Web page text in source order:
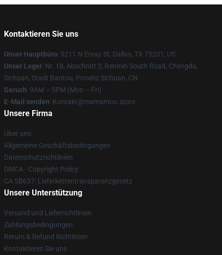
Kontaktieren Sie uns
Unser Hauptbüro: 5211 N Ervay St, Dallas, TX 75201, US
Unser Lager: Nr. 18, Abschnitt 2, Renmin South Road, Chengdu,
Sichuan, Stadt Baotou, Provinz Sichuan, CN
Geruch: 9AM – 5PM (Mon – Fri)
E-Mail senden: Kontakt@mamamoo.store
Unsere Firma
Über uns
Allgemeine Geschäftsbedingungen
Datenschutzrichtlinien
DMCA - Copyright Policy
CA SB657: Lieferkettentransparenzgesetz
Unsere Unterstützung
Versand und Lieferrichtlinien
Zahlungsbedingungen
Return & Refund Richtlinien
Kontaktieren Sie uns